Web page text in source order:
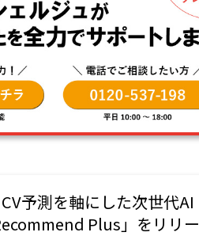
予測を軸にした次世代AI
Plus」をリリー